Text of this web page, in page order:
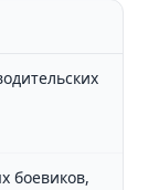
боевиков,